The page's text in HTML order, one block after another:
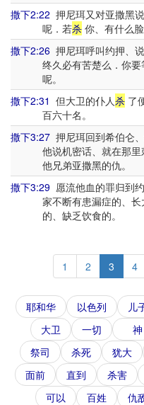
撒下2:22 押尼珥又对亚撒黑
呢．若杀你、有什么脸
撒下2:26 押尼珥呼叫约押、
终久必有苦楚么．你
呢。
撒下2:31 但大卫的仆人杀 了
百六十名。
撒下3:27 押尼珥回到希伯仑
他说机密话、就在那
他兄弟亚撒黑的仇。
撒下3:29 愿流他血的罪归到
家不断有患漏症的、
的、缺乏饮食的。
1 2 3 4
耶和华 以色列 儿
大卫
一切 神
祭司
杀死 犹大
面前
直到 杀害
可以
百姓 仇